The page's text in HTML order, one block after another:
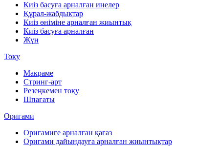
Киіз басуға арналған инелер
Құрал-жабдықтар
Киіз өніміне арналған жиынтық
Киіз басуға арналған
Жүн
Тоқу
Макраме
Стринг-арт
Резеңкемен тоқу
Шпагаты
Оригами
Оригамиге арналған қағаз
Оригами дайындауға арналған жиынтықтар